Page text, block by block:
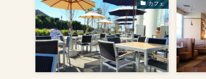
カフェ